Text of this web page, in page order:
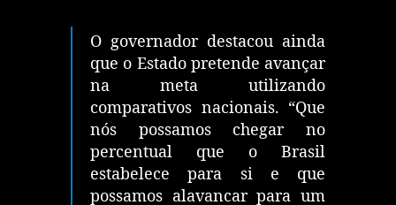
O governador destacou ainda
que o Estado pretende avançar
na meta utilizando
comparativos nacionais. “Que
nós possamos chegar no
percentual que o Brasil
estabelece para si e que
possamos alavancar para um